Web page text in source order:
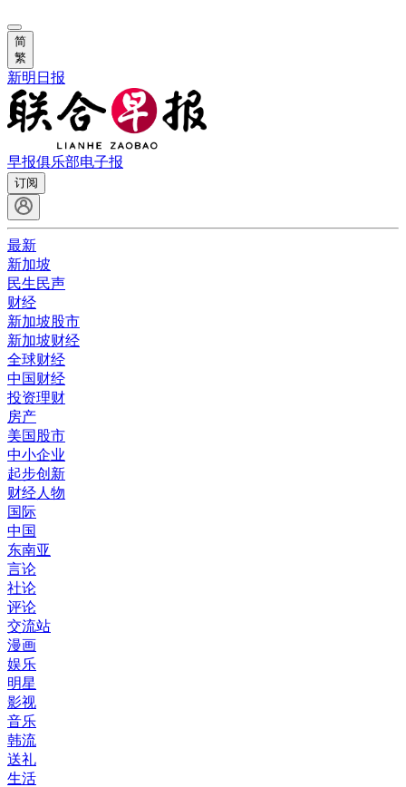
简
繁
新明日报
早报俱乐部电子报
订阅
最新
新加坡
民生民声
财经
新加坡股市
新加坡财经
全球财经
中国财经
投资理财
房产
美国股市
中小企业
起步创新
财经人物
国际
中国
东南亚
言论
社论
评论
交流站
漫画
娱乐
明星
影视
音乐
韩流
送礼
生活